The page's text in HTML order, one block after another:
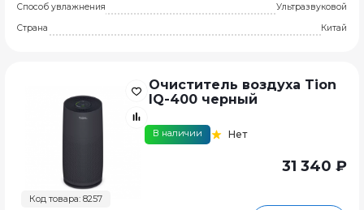
Способ увлажнения
Ультразвуковой
Страна
Китай
Код товара: 8257
Очиститель воздуха Tion
IQ-400 черный
В наличии Нет
31 340 ₽